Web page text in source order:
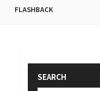
FLASHBACK
SEARCH